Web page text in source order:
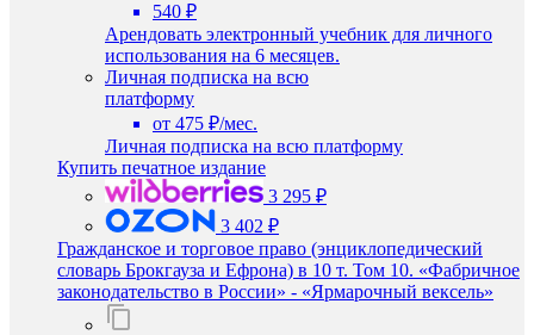
540 ₽
Арендовать электронный учебник для личного
использования на 6 месяцев.
Личная подписка на всю
платформу
от 475 ₽/мес.
Личная подписка на всю платформу
Купить печатное издание
3 295 ₽
3 402 ₽
Гражданское и торговое право (энциклопедический
словарь Брокгауза и Ефрона) в 10 т. Том 10. «Фабричное
законодательство в России» - «Ярмарочный вексель»